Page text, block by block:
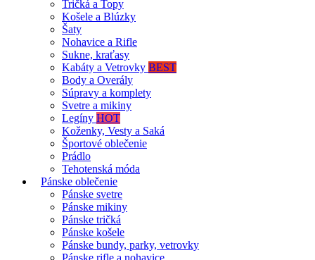
Tričká a Topy
Košele a Blúzky
Šaty
Nohavice a Rifle
Sukne, kraťasy
Kabáty a Vetrovky BEST
Body a Overály
Súpravy a komplety
Svetre a mikiny
Legíny HOT
Koženky, Vesty a Saká
Športové oblečenie
Prádlo
Tehotenská móda
Pánske oblečenie
Pánske svetre
Pánske mikiny
Pánske tričká
Pánske košele
Pánske bundy, parky, vetrovky
Pánske rifle a nohavice